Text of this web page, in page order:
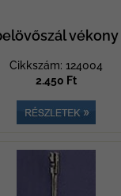
vékony
Cikkszám: 124004
2.450 Ft